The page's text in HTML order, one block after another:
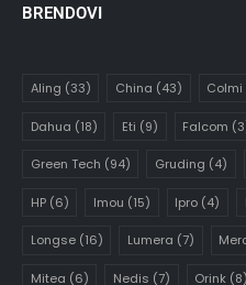
BRENDOVI
Aling (33) China (43) Colmi
Dahua (18) Eti (9) Falcom
Green Tech (94) Gruding (4)
HP(6) Imou (15) Ipro (4)
Longse(16) Lumera (7)
Mitea (6) Nedis (7) Orink (8)